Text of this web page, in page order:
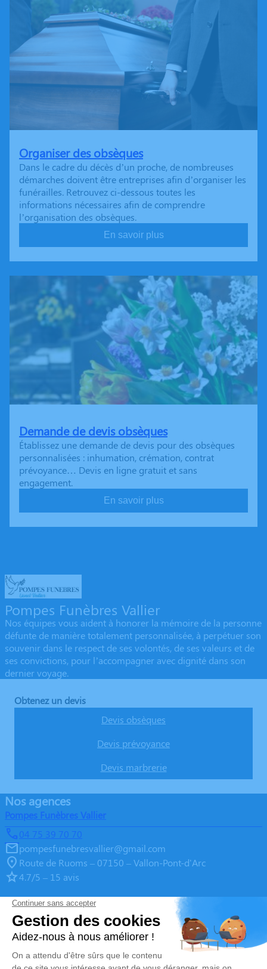
Organiser des obsèques
Dans le cadre du décès d’un proche, de nombreuses
démarches doivent être entreprises afin d’organiser les
funérailles. Retrouvez ci-dessous toutes les
informations nécessaires afin de comprendre
l’organisation des obsèques.
En savoir plus
Demande de devis obsèques
Établissez une demande de devis pour des obsèques
personnalisées : inhumation, crémation, contrat
prévoyance… Devis en ligne gratuit et sans
engagement.
En savoir plus
Pompes Funèbres Vallier
Nos équipes vous aident à honorer la mémoire de la personne
défunte de manière totalement personnalisée, à perpétuer son
souvenir dans le respect de ses volontés, de ses valeurs et de
ses convictions, pour l’accompagner avec dignité dans son
dernier voyage.
Obtenez un devis
Devis obsèques
Devis prévoyance
Devis marbrerie
Nos agences
Pompes Funèbres Vallier
04 75 39 70 70
pompesfunebresvallier@gmail.com
Route de Ruoms – 07150 – Vallon-Pont-d'Arc
4.7/5 – 15 avis
Pompes Funèbres Vallier
04 75 39 70 70
pompesfunebresvallier@gmail.com
26, Boulevard de l'Europe Unie – 07120 – Ruoms
5/5 – 52 avis